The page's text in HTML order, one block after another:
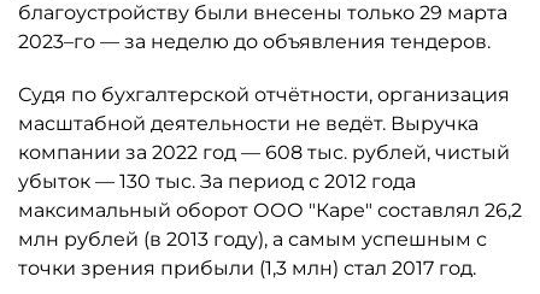
благоустройству были внесены только 29 марта
2023–го — за неделю до объявления тендеров.
Судя по бухгалтерской отчётности, организация
масштабной деятельности не ведёт. Выручка
компании за 2022 год — 608 тыс. рублей, чистый
убыток — 130 тыс. За период с 2012 года
максимальный оборот ООО "Каре" составлял 26,2
млн рублей (в 2013 году), а самым успешным с
точки зрения прибыли (1,3 млн) стал 2017 год.